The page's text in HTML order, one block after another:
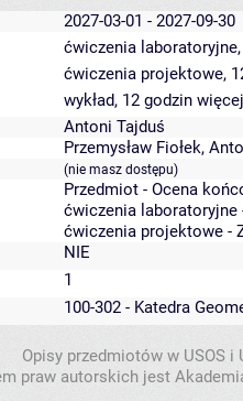
2027-03-01 - 2027-09-30
ćwiczenia
ćwiczenia projektowe,
wykład, 12 godzin
Antoni Tajduś
Przemysław Fiołek,
(nie masz dostępu)
Przedmiot - Ocena
ćwiczenia laboratoryjne
ćwiczenia projektowe -
NIE
1
100-302 - Katedra
Opisy przedmiotów w USOS
praw autorskich jest